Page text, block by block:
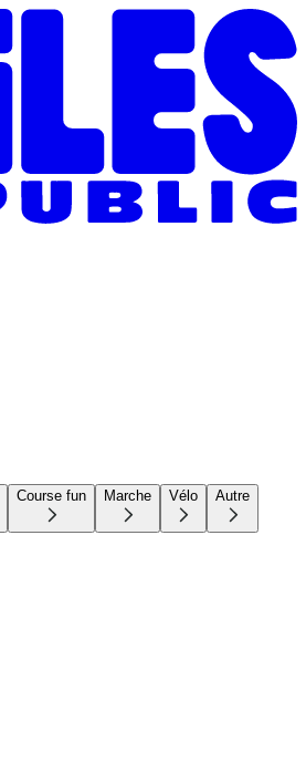
Course fun Marche Vélo Autre